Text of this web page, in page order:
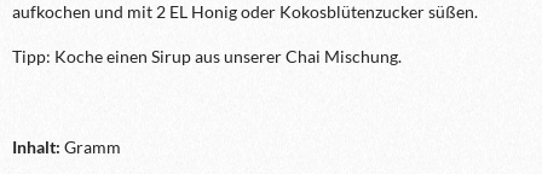
aufkochen und mit 2 EL Honig oder Kokosblütenzucker süßen.
Tipp: Koche einen Sirup aus unserer Chai Mischung.
Inhalt: Gramm